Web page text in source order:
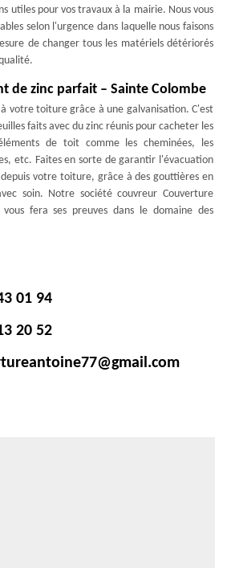
utiles pour vos travaux à la mairie. Nous vous
selon l'urgence dans laquelle nous faisons
de changer tous les matériels détériorés
de zinc parfait – Sainte Colombe
votre toiture grâce à une galvanisation. C'est
faits avec du zinc réunis pour cacheter les
de toit comme les cheminées, les
etc. Faites en sorte de garantir l'évacuation
votre toiture, grâce à des gouttières en
soin. Notre société couvreur Couverture
fera ses preuves dans le domaine des
01 94
20 52